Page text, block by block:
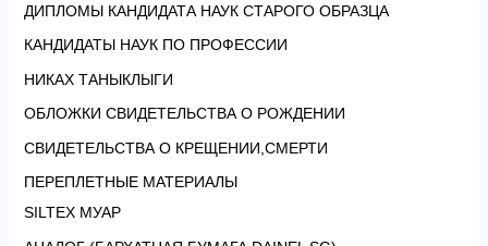
ДИПЛОМЫ КАНДИДАТА НАУК СТАРОГО ОБРАЗЦА
КАНДИДАТЫ НАУК ПО ПРОФЕССИИ
НИКАХ ТАНЫКЛЫГИ
ОБЛОЖКИ СВИДЕТЕЛЬСТВА О РОЖДЕНИИ
СВИДЕТЕЛЬСТВА О КРЕЩЕНИИ,СМЕРТИ
ПЕРЕПЛЕТНЫЕ МАТЕРИАЛЫ
SILTEX МУАР